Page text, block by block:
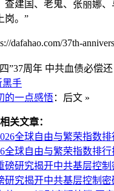
查建国、老鬼、张丽娜、
岗。”
dafahao.com/37th-
”37周年 中共血债必偿还
黑手
的一点感悟：后文 »
关文章：
全球自由与繁荣指数排行
研究揭开中共基层控制密